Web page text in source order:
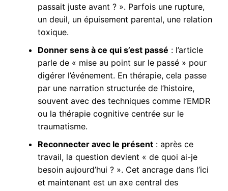
passait juste avant ? ». Parfois une rupture,
un deuil, un épuisement parental, une relation
toxique.
Donner sens à ce qui s’est passé : l’article
parle de « mise au point sur le passé » pour
digérer l’événement. En thérapie, cela passe
par une narration structurée de l’histoire,
souvent avec des techniques comme l’EMDR
ou la thérapie cognitive centrée sur le
traumatisme.
Reconnecter avec le présent: après ce
travail, la question devient « de quoi ai-je
besoin aujourd’hui ? ». Cet ancrage dans l’ici
et maintenant est un axe central des